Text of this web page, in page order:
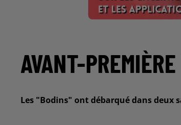
AVANT-
Les "Bodins" ont débarqué dans deux